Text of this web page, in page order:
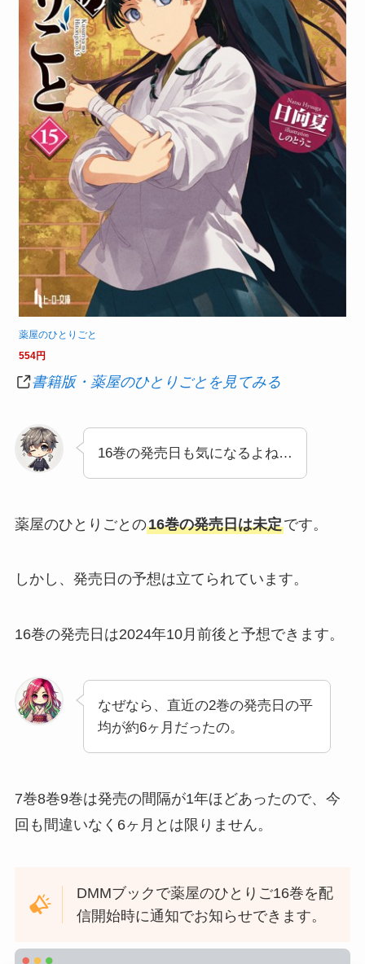
薬屋のひとりごと
554円
書籍版・薬屋のひとりごとを見てみる
16巻の発売日も気になるよね…
薬屋のひとりごとの16巻の発売日は未定です。
しかし、発売日の予想は立てられています。
16巻の発売日は2024年10月前後と予想できます。
なぜなら、直近の2巻の発売日の平
均が約6ヶ月だったの。
7巻8巻9巻は発売の間隔が1年ほどあったので、今
回も間違いなく6ヶ月とは限りません。
DMMブックで薬屋のひとりご16巻を配
信開始時に通知でお知らせできます。